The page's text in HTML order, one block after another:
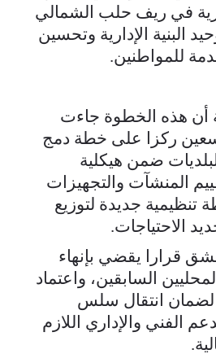
في ريف حلب الشمالي
البنية الإدارية وتحسين
للمواطنين.
هذه الخطوة جاءت
ركزا على خطة دمج
ضمن هيكلية
المنشآت والتجهيزات
تنظيمية جديدة لتوزيع
الاحتياجات.
قرارا يقضي بإنهاء
السابقين، واعتماد
لضمان انتقال سلس
الفني والإداري اللازم